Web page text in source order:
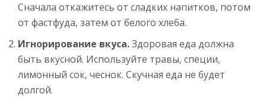
Сначала откажитесь от сладких напитков, потом
от фастфуда, затем от белого хлеба.
Игнорирование вкуса.Здоровая еда должна
быть вкусной. Используйте травы, специи,
лимонный сок, чеснок. Скучная еда не будет
долгой.